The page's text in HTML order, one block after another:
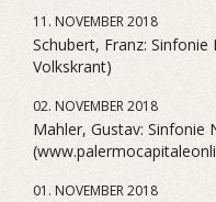
11. NOVEMBER 2018
Schubert, Franz:
Volkskrant)
02. NOVEMBER 2018
Mahler, Gustav: Sinfonie
01. NOVEMBER 2018